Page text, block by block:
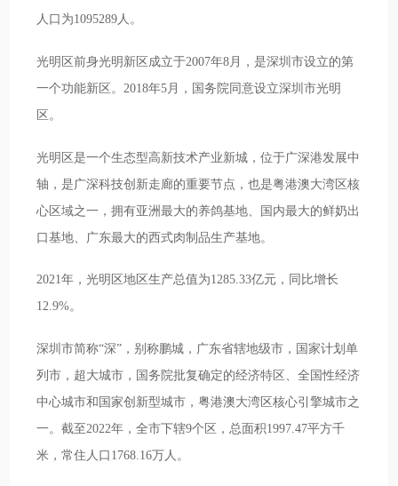
人口为1095289人。
光明区前身光明新区成立于2007年8月，是深圳市设立的第
一个功能新区。2018年5月，国务院同意设立深圳市光明
区。
光明区是一个生态型高新技术产业新城，位于广深港发展中
轴，是广深科技创新走廊的重要节点，也是粤港澳大湾区核
心区域之一，拥有亚洲最大的养鸽基地、国内最大的鲜奶出
口基地、广东最大的西式肉制品生产基地。
2021年，光明区地区生产总值为1285.33亿元，同比增长
12.9%。
深圳市简称“深”，别称鹏城，广东省辖地级市，国家计划单
列市，超大城市，国务院批复确定的经济特区、全国性经济
中心城市和国家创新型城市，粤港澳大湾区核心引擎城市之
一。截至2022年，全市下辖9个区，总面积1997.47平方千
米，常住人口1768.16万人。